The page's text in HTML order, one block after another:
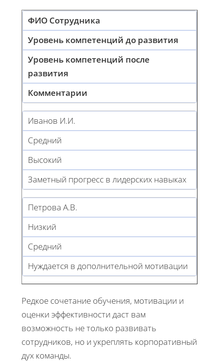
ФИО Сотрудника
Уровень компетенций до развития
Уровень компетенций после
развития
Комментарии
Иванов И.И.
Средний
Высокий
Заметный прогресс в лидерских навыках
Петрова А.В.
Низкий
Средний
Нуждается в дополнительной мотивации
Редкое сочетание обучения, мотивации и
оценки эффективности даст вам
возможность не только развивать
сотрудников, но и укреплять корпоративный
дух команды.